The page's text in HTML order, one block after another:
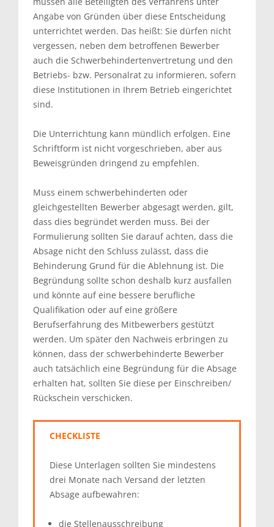
Angabe von Gründen über diese Entscheidung
unterrichtet werden. Das heißt: Sie dürfen nicht
vergessen, neben dem betroffenen Bewerber
auch die Schwerbehindertenvertretung und den
Betriebs- bzw. Personalrat zu informieren, sofern
diese Institutionen in Ihrem Betrieb eingerichtet
sind.
Die Unterrichtung kann mündlich erfolgen. Eine
Schriftform ist nicht vorgeschrieben, aber aus
Beweisgründen dringend zu empfehlen.
Muss einem schwerbehinderten oder
gleichgestellten Bewerber abgesagt werden, gilt,
dass dies begründet werden muss. Bei der
Formulierung sollten Sie darauf achten, dass die
Absage nicht den Schluss zulässt, dass die
Behinderung Grund für die Ablehnung ist. Die
Begründung sollte schon deshalb kurz ausfallen
und könnte auf eine bessere berufliche
Qualifikation oder auf eine größere
Berufserfahrung des Mitbewerbers gestützt
werden. Um später den Nachweis erbringen zu
können, dass der schwerbehinderte Bewerber
auch tatsächlich eine Begründung für die Absage
erhalten hat, sollten Sie diese per Einschreiben/
Rückschein verschicken.
CHECKLISTE
Diese Unterlagen sollten Sie mindestens
drei Monate nach Versand der letzten
Absage aufbewahren:
die Stellenausschreibung